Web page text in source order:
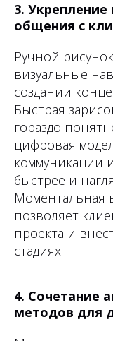
3.
общения с
Ручной
визуальные
создании
Быстрая
гораздо
цифровая
коммуникации
быстрее и
Моментальная
позволяет
проекта и
стадиях.
4. Сочетание
методов для